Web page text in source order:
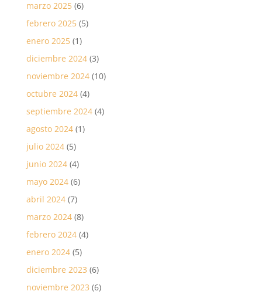
marzo 2025(6)
febrero 2025(5)
enero 2025(1)
diciembre 2024(3)
noviembre 2024(10)
octubre 2024(4)
septiembre 2024(4)
agosto 2024(1)
julio 2024(5)
junio 2024(4)
mayo 2024(6)
abril 2024(7)
marzo 2024(8)
febrero 2024(4)
enero 2024(5)
diciembre 2023 (6)
noviembre 2023 (6)